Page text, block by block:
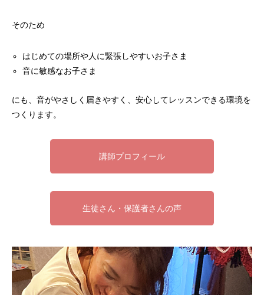
そのため
はじめての場所や人に緊張しやすいお子さま
音に敏感なお子さま
にも、音がやさしく届きやすく、安心してレッスンできる環境を
つくります。
講師プロフィール
生徒さん・保護者さんの声